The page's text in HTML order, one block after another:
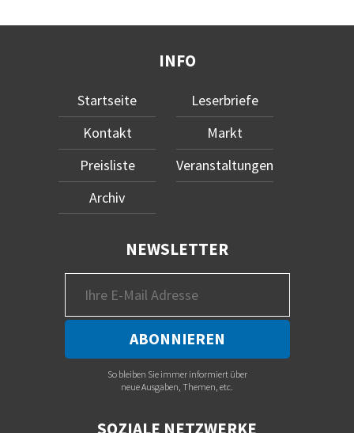
INFO
Startseite
Kontakt
Preisliste
Archiv
Leserbriefe
Markt
Veranstaltungen
NEWSLETTER
So bleiben Sie immer informiert über
neue Ausgaben, Themen, etc.